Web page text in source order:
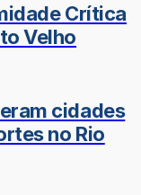
Crítica
Velho
cidades
no Rio